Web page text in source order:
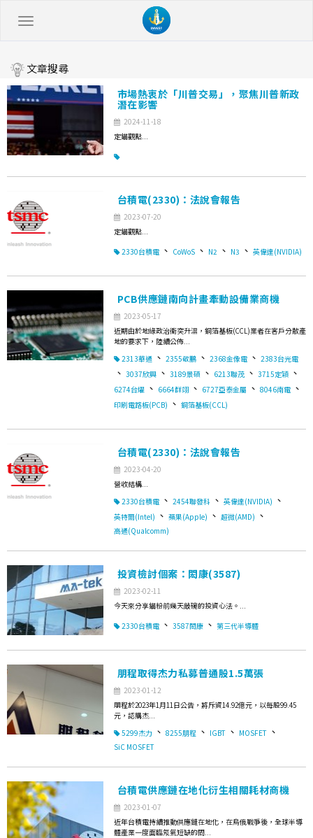
文章搜尋
市場熱衷於「川普交易」，聚焦川普新政
潛在影響
2024-11-18
定錨觀點...
台積電(2330)：法說會報告
2023-07-20
定錨觀點...
2330台積電 、 CoWoS 、 N2 、 N3 、 英偉達(NVIDIA)
PCB供應鏈南向計畫牽動設備業商機
2023-05-17
近期由於地緣政治衝突升溫，銅箔基板(CCL)業者在客戶分散產
地的要求下，陸續公佈...
2313華通 、 2355敬鵬 、 2368金像電 、 2383台光電
、 3037欣興 、 3189景碩 、 6213聯茂 、 3715定穎 、
6274台燿 、 6664群翊 、 6727亞泰金屬 、 8046南電 、
印刷電路板(PCB) 、 銅箔基板(CCL)
台積電(2330)：法說會報告
2023-04-20
營收結構...
2330台積電 、 2454聯發科 、 英偉達(NVIDIA) 、
英特爾(Intel) 、 蘋果(Apple) 、 超微(AMD) 、
高通(Qualcomm)
投資檢討個案：閎康(3587)
2023-02-11
今天來分享錨粉前幾天敲碗的投資心法。...
2330台積電 、 3587閎康 、 第三代半導體
朋程取得杰力私募普通股1.5萬張
2023-01-12
朋程於2023年1月11日公告，將斥資14.92億元，以每股99.45
元，認購杰...
5299杰力 、 8255朋程 、 IGBT 、 MOSFET 、
SiC MOSFET
台積電供應鏈在地化衍生相關耗材商機
2023-01-07
近年台積電持續推動供應鏈在地化，在烏俄戰爭後，全球半導
體產業一度面臨氖氣短缺的問...